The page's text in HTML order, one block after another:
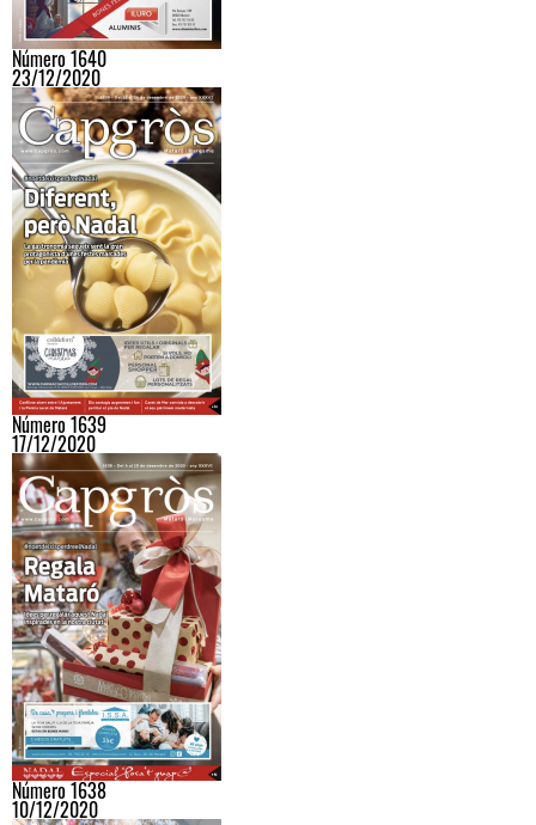
Número 1640
23/12/2020
Número 1639
17/12/2020
Número 1638
10/12/2020